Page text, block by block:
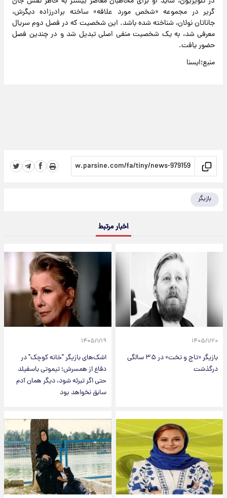
گریر در مجموعه «شخص مورد علاقه» ساخته برادرزاده دیگرش،
جاناتان نولان، شناخته شده باشد. این شخصیت که در فصل دوم سریال
معرفی شد، به یک شخصیت منفی اصلی تبدیل شد و در چندین فصل
حضور یافت.
منبع؛ایسنا
بازیگر
اخبار مرتبط
۱۴۰۵/۱/۲۰
بازیگر «تاج و تخت» در ۳۵ سالگی
درگذشت
۱۴۰۵/۱/۱۹
اشک‌های بازیگر "خانه کوچک" در
دفاع از همسرش؛ تیموتی باسفیلد
حتی اگر تبرئه شود، دیگر همان آدم
سابق نخواهد بود